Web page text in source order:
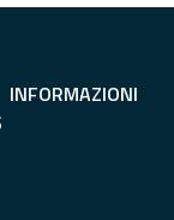
INFORMAZIONI